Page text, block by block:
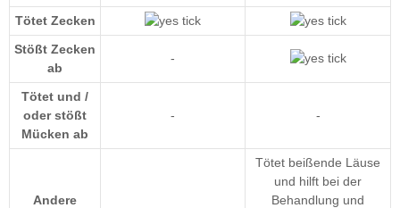
Tötet Zecken
Stößt Zecken
ab
-
Tötet und /
oder stößt
Mücken ab
- -
Andere
Tötet beißende Läuse
und hilft bei der
Behandlung und